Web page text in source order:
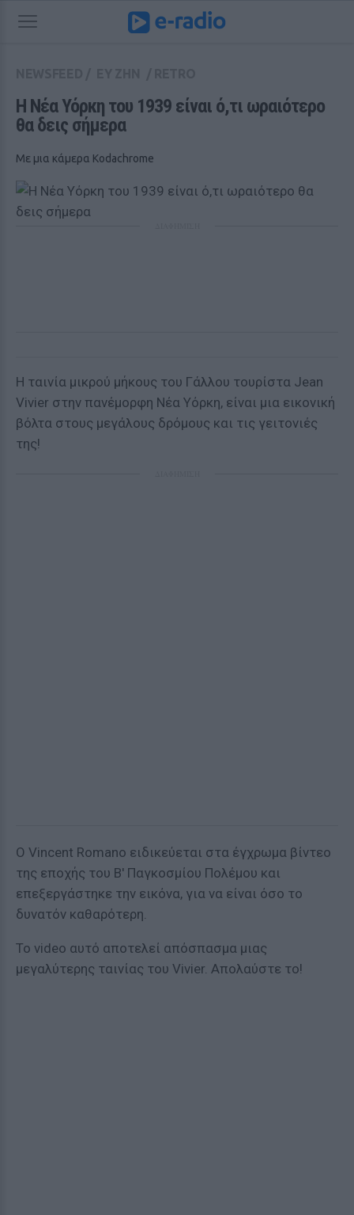
Η Νέα Υόρκη του 1939 είναι ό,τι ωραιότερο
θα δεις σήμερα
Με μια κάμερα Kodachrome
Η ταινία μικρού μήκους του Γάλλου τουρίστα Jean
Vivier στην πανέμορφη Νέα Υόρκη, είναι μια εικονική
βόλτα στους μεγάλους δρόμους και τις γειτονιές
της!
Ο Vincent Romano ειδικεύεται στα έγχρωμα βίντεο
της εποχής του Β' Παγκοσμίου Πολέμου και
επεξεργάστηκε την εικόνα, για να είναι όσο το
δυνατόν καθαρότερη.
Το video αυτό αποτελεί απόσπασμα μιας
μεγαλύτερης ταινίας του Vivier. Aπολαύστε το!